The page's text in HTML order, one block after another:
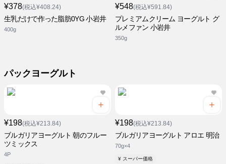
¥378(税込¥408.24)
生乳だけで作った脂肪0YG 小岩井
400g
¥548(税込¥591.84)
プレミアムクリーム ヨーグルト グ
ルメファン 小岩井
350g
パックヨーグルト
¥198(税込¥213.84)
ブルガリアヨーグルト 朝のフルー
ツミックス
4P
¥198(税込¥213.84)
ブルガリアヨーグルト アロエ 明治
70g×4
¥ スーパー価格